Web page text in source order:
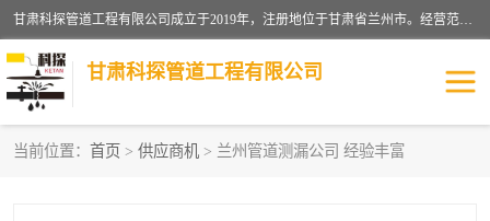
甘肃科探管道工程有限公司成立于2019年，注册地位于甘肃省兰州市。经营范围包括管道安装、清洗、疏通、维修、检测，防水工程，工程钻孔，化粪池清理，暖气安装，给排水管道安装维修，室内外管道如消防、供水、供热管道漏水检测定位，室内外防水堵漏等。
甘肃科探管道工程有限公司
当前位置： 首页 > 供应商机 > 兰州管道测漏公司 经验丰富